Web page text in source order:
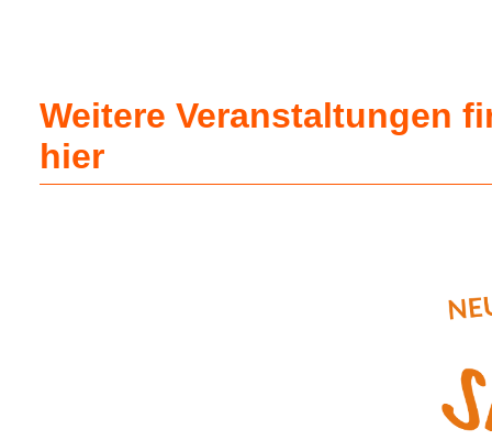
Weitere Veranstaltungen
hier